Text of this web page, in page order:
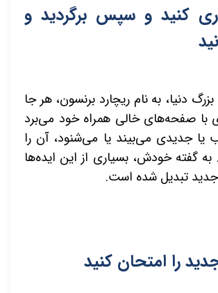
کنید و سپس برگردید و
بزرگ دنیا، به نام ریچارد برنسون، هر جا
با صفحه‌های خالی همراه خود می‌برد
یا جدیدی می‌بیند یا می‌شنود، آن را
گفته خودش، بسیاری از این ایده‌ها
تبدیل شده است.
را امتحان کنید